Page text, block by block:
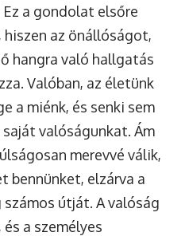
Ez a gondolat elsőre
az önállóságot,
hangra való hallgatás
Valóban, az életünk
a miénk, és senki sem
valóságunkat. Ám
merevvé válik,
bennünket, elzárva a
útját. A valóság
a személyes